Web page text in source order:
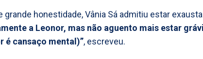
grande honestidade, Vânia Sá admitiu estar
a Leonor, mas não aguento mais estar
é cansaço mental)”, escreveu.